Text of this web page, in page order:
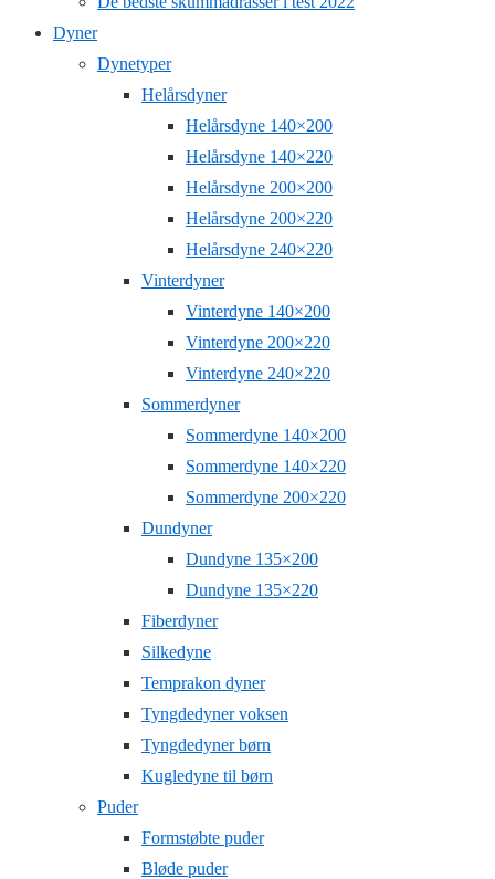
Dyner
Dynetyper
Helårsdyner
Helårsdyne 140×200
Helårsdyne 140×220
Helårsdyne 200×200
Helårsdyne 200×220
Helårsdyne 240×220
Vinterdyner
Vinterdyne 140×200
Vinterdyne 200×220
Vinterdyne 240×220
Sommerdyner
Sommerdyne 140×200
Sommerdyne 140×220
Sommerdyne 200×220
Dundyner
Dundyne 135×200
Dundyne 135×220
Fiberdyner
Silkedyne
Temprakon dyner
Tyngdedyner voksen
Tyngdedyner børn
Kugledyne til børn
Puder
Formstøbte puder
Bløde puder